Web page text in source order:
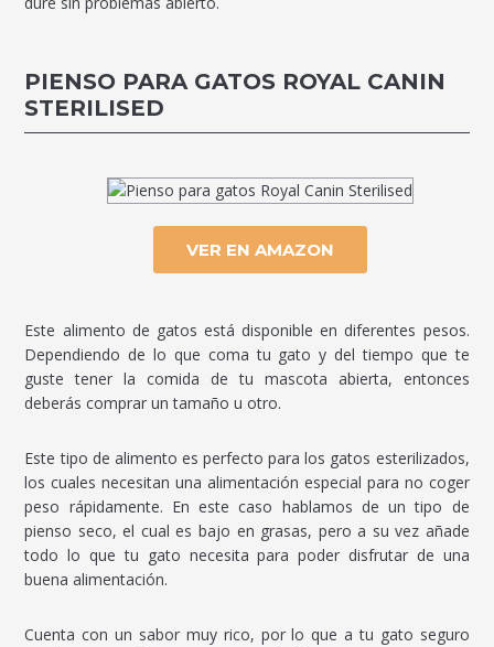
PIENSO PARA GATOS ROYAL CANIN
STERILISED
VER EN AMAZON
Este alimento de gatos está disponible en diferentes pesos.
Dependiendo de lo que coma tu gato y del tiempo que te
guste tener la comida de tu mascota abierta, entonces
deberás comprar un tamaño u otro.
Este tipo de alimento es perfecto para los gatos esterilizados,
los cuales necesitan una alimentación especial para no coger
peso rápidamente. En este caso hablamos de un tipo de
pienso seco, el cual es bajo en grasas, pero a su vez añade
todo lo que tu gato necesita para poder disfrutar de una
buena alimentación.
Cuenta con un sabor muy rico, por lo que a tu gato seguro